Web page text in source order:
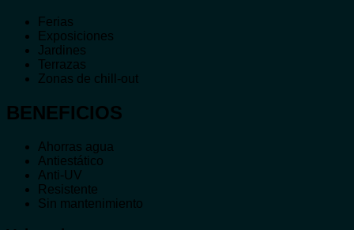
Ferias
Exposiciones
Jardines
Terrazas
Zonas de chill-out
BENEFICIOS
Ahorras agua
Antiestático
Anti-UV
Resistente
Sin mantenimiento